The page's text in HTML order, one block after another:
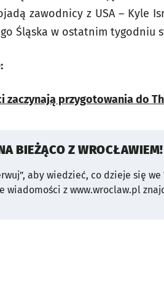
zawodnicy z USA – Kyle
Śląska w ostatnim tygodniu
zaczynają przygotowania do
BIEŻĄCO Z WROCŁAWIEM!
aby wiedzieć, co dzieje się we
wiadomości z www.wroclaw.pl